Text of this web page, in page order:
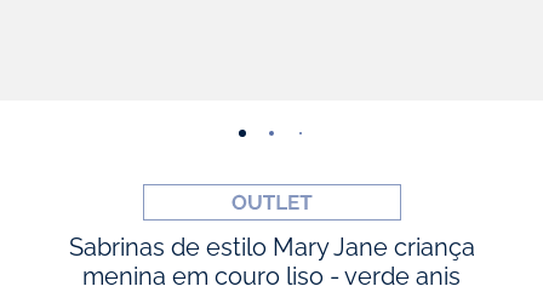
-
01 02 03
Sabrinas de estilo Mary Jane criança
menina em couro liso - verde anis